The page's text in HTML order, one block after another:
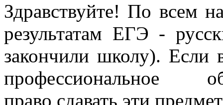
Здравствуйте! По всем
результатам ЕГЭ -
закончили школу). Если
профессиональное
право сдавать эти